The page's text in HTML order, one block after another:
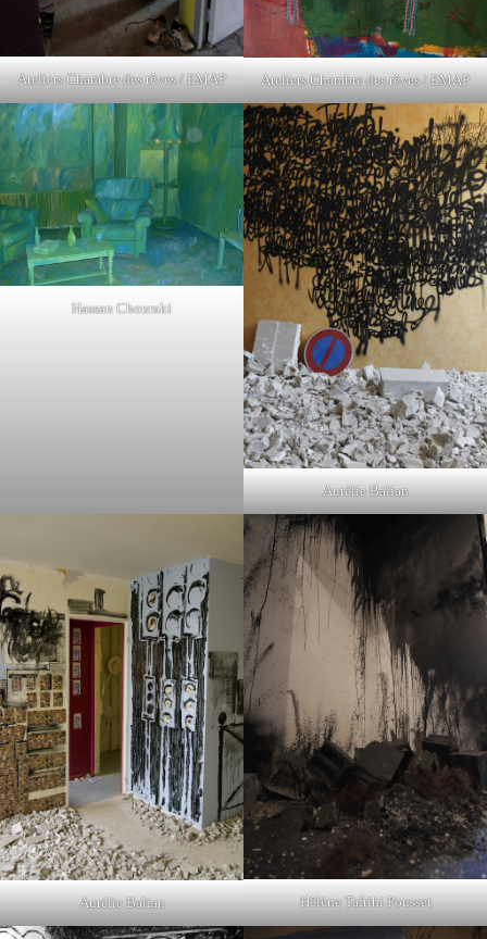
Ateliers Chambre des rêves / EMAP Ateliers Chambre des rêves / EMAP
Hassan Chouraki
Aurélie Balian
Aurélie Balian Hêlène Tafrihi Pousset